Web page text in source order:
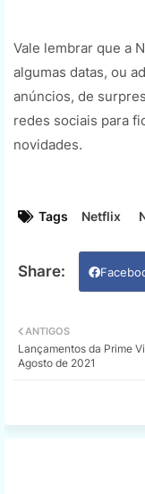
Vale lembrar que a
algumas datas, ou
anúncios, de
redes sociais para
novidades.
Tags Netflix
ANTIGOS
Lançamentos da Prime
Agosto de 2021